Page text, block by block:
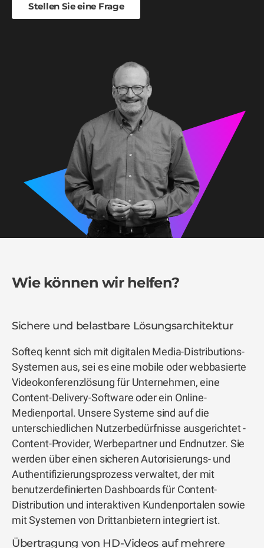
Stellen Sie eine Frage
Wie können wir helfen?
Sichere und belastbare Lösungsarchitektur
Softeq kennt sich mit digitalen Media-Distributions-
Systemen aus, sei es eine mobile oder webbasierte
Videokonferenzlösung für Unternehmen, eine
Content-Delivery-Software oder ein Online-
Medienportal. Unsere Systeme sind auf die
unterschiedlichen Nutzerbedürfnisse ausgerichtet -
Content-Provider, Werbepartner und Endnutzer. Sie
werden über einen sicheren Autorisierungs- und
Authentifizierungsprozess verwaltet, der mit
benutzerdefinierten Dashboards für Content-
Distribution und interaktiven Kundenportalen sowie
mit Systemen von Drittanbietern integriert ist.
Übertragung von HD-Videos auf mehrere